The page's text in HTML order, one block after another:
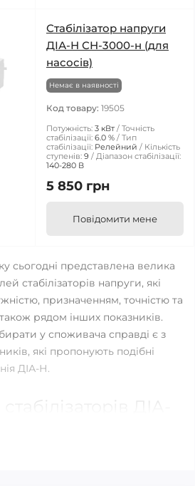
Стабілізатор напруги
ДІА-Н СН-3000-н (для
насосів)
Немає в наявності
Код товару: 19505
Потужність: 3 кВт
Точність
стабілізації: 6.0 %
Тип
стабілізації: Релейний
Кількість
ступенів: 9
Діапазон стабілізації:
140-280 В
5 850 грн
Повідомити мене
сьогодні представлена ​​велика
стабілізаторів напруги, які
призначенням, точністю та
рядом інших показників.
у споживача справді є з
які пропонують подібні
ДІА-Н.